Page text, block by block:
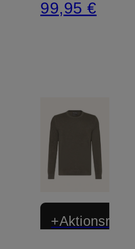
99,95 €
+Aktionsrabatt